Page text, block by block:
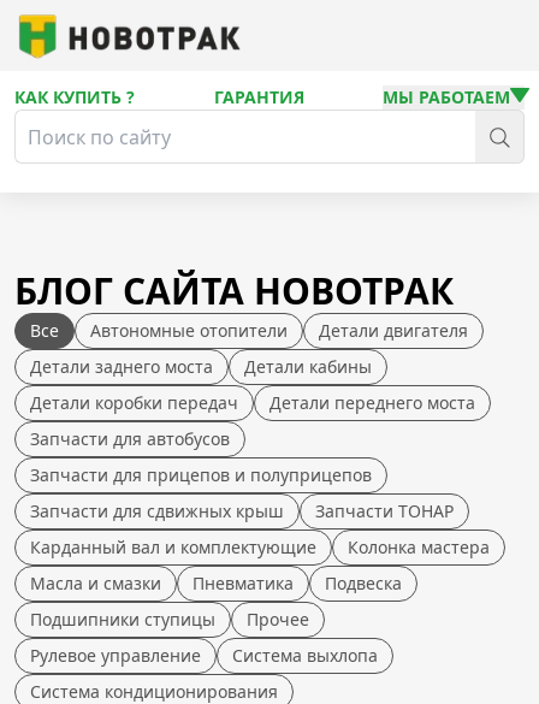
КАК КУПИТЬ ? ГАРАНТИЯ МЫ РАБОТАЕМ
БЛОГ САЙТА НОВОТРАК
Все Автономные отопители
Детали двигателя
Детали заднего моста
Детали кабины
Детали коробки передач
Детали переднего моста
Запчасти для автобусов
Запчасти для прицепов и полуприцепов
Запчасти для сдвижных крыш
Запчасти ТОНАР
Карданный вал и комплектующие
Колонка мастера
Масла и смазки
Пневматика
Подвеска
Подшипники ступицы
Прочее
Рулевое управление
Система выхлопа
Система кондиционирования